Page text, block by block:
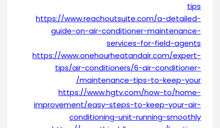
tips
https://www.reachoutsuite.com/a-detailed-
guide-on-air-conditioner-maintenance-
services-for-field-agents
https://www.onehourheatandair.com/expert-
tips/air-conditioners/6-air-conditioner-
maintenance-tips-to-keep-your/
https://www.hgtv.com/how-to/home-
improvement/easy-steps-to-keep-your-air-
conditioning-unit-running-smoothly